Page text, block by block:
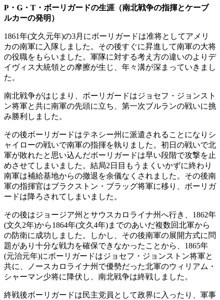
P・G・T・ボーリガードの生涯（南北戦争の指揮とケーブ
ルカーの発明）
1861年(文久元年)の3月にボーリガードは准将としてアメリ
カの南軍に入隊しました。その後すぐに昇進して南軍の大将
の役職をもらいました。軍隊に対する考え方の違いのよりデ
イヴィス大統領との摩擦が生じ、年々溝が深まっていきまし
た。
南北戦争がはじまり、ボーリガードはジョセフ・ジョンスト
ン将軍と共に南軍の先頭に立ち、第一次ブルランの戦いに挑
み勝利しました。
その後ボーリガードはテネシー州に派遣されることになりシ
ャイローの戦いで南軍の指揮を執りました。初日の戦いで北
軍が敗れたと思い込んだボーリガードは早い段階で攻撃を止
めさせてしまいました。結局2日目もうまくいかずに終わり
南軍は補給基地からの撤退を余儀なくされました。その後南
軍の指揮官はブラクストン・ブラッグ将軍に移り、ボーリガ
ードは降ろされてしまいました。
その後はジョージア州とサウスカロライナ州へ行き、1862年
(文久2年)から1864年(文久4年)までのあいだ複数回北軍から
の防衛に成功しました。しかし、その後南軍の展開方式に問
題があり十分な戦力を確保できなかったことから、1865年
(元治元年)にボーリガードはジョセフ・ジョンストン将軍と
共に、ノースカロライナ州で優勢だった北軍のウィリアム・
シャーマン少将に降伏し、南北戦争は終戦しました。
終戦後ボーリガードは民主党員として政界に入ったり、軍事